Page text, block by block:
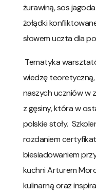
żurawiną, sos
żołądki
słowem uczta dla
Tematyka
wiedzę
naszych uczniów w
z gęsiny, która w
polskie stoły.
rozdaniem
biesiadowaniem
kuchni Arturem
kulinarną oraz